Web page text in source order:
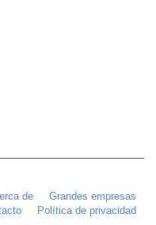
Grandes empresas
de
Política de privacidad